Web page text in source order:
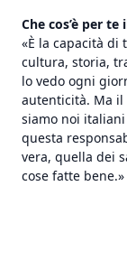
Che cos’è per
«È la capacità di
cultura, storia,
lo vedo ogni
autenticità. Ma il
siamo noi
questa
vera, quella dei
cose fatte bene.»